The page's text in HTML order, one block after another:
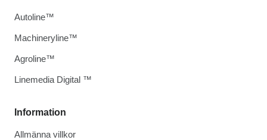
Information
Allmänna villkor
Autoline™
Machineryline™
Agroline™
Linemedia Digital ™